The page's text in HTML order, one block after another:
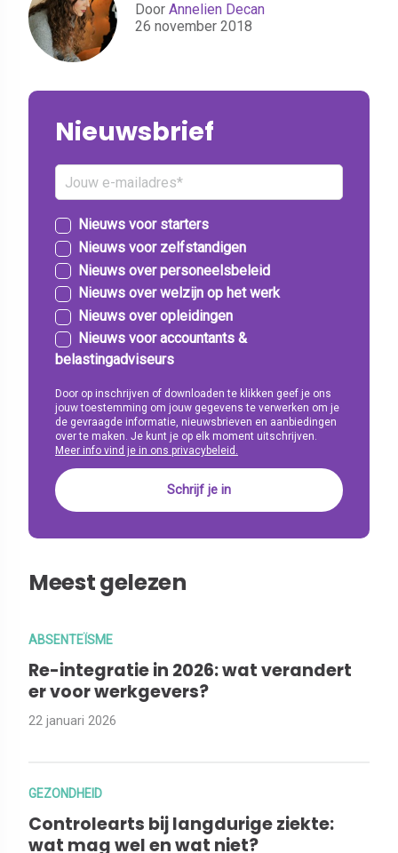
Door Annelien Decan
26 november 2018
Nieuwsbrief
Nieuws voor starters
Nieuws voor zelfstandigen
Nieuws over personeelsbeleid
Nieuws over welzijn op het werk
Nieuws over opleidingen
Nieuws voor accountants &
belastingadviseurs
Door op inschrijven of downloaden te klikken geef je ons
jouw toestemming om jouw gegevens te verwerken om je
de gevraagde informatie, nieuwsbrieven en aanbiedingen
over te maken. Je kunt je op elk moment uitschrijven.
Meer info vind je in ons privacybeleid.
Meest gelezen
ABSENTEÏSME
Re-integratie in 2026: wat verandert
er voor werkgevers?
22 januari 2026
GEZONDHEID
Controlearts bij langdurige ziekte:
wat mag wel en wat niet?